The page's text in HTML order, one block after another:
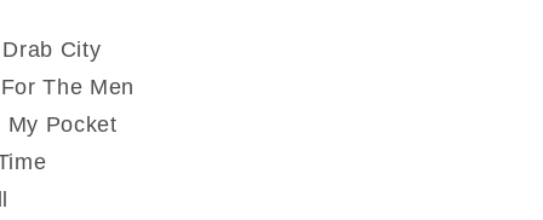
Bad
People
(Vinyle)
City
The Men
My Pocket